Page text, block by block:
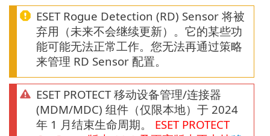
ESET Rogue Detection (RD) Sensor 将被
弃用（未来不会继续更新）。它的某些功
能可能无法正常工作。您无法再通过策略
来管理 RD Sensor 配置。
ESET PROTECT 移动设备管理/连接器
(MDM/MDC) 组件（仅限本地）于 2024
年 1 月结束生命周期。 ESET PROTECT